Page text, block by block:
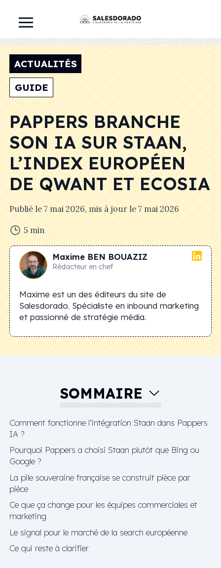
ACTUALITÉS
GUIDE
PAPPERS BRANCHE
SON IA SUR STAAN,
L’INDEX EUROPÉEN
DE QWANT ET ECOSIA
Publié le7 mai 2026, mis à jour le7 mai 2026
5 min
Maxime BEN BOUAZIZ
Rédacteur en chef
Maxime est un des éditeurs du site de
Salesdorado. Spécialiste en inbound marketing
et passionné de stratégie média.
SOMMAIRE
Comment fonctionne l’intégration Staan dans Pappers
IA ?
Pourquoi Pappers a choisi Staan plutôt que Bing ou
Google ?
La pile souveraine française se construit pièce par
pièce
Ce que ça change pour les équipes commerciales et
marketing
Le signal pour le marché de la search européenne
Ce qui reste à clarifier